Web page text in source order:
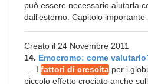
può essere necessario aiutarla
dall'esterno. Capitolo importante
Creato il 24 Novembre 2011
14. Emocromo: come
... I fattori di crescita per i
piccolo effetto crociato anche